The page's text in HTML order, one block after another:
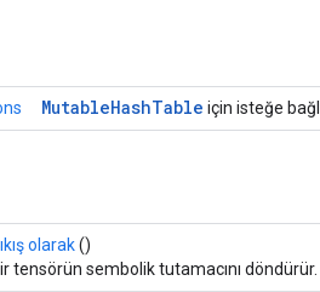
MutableHashTable için isteğe
olarak()
tensörün sembolik tutamacını döndürür.